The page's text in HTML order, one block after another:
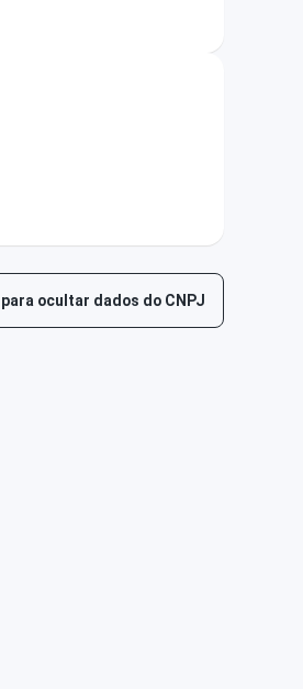
ocultar dados do CNPJ